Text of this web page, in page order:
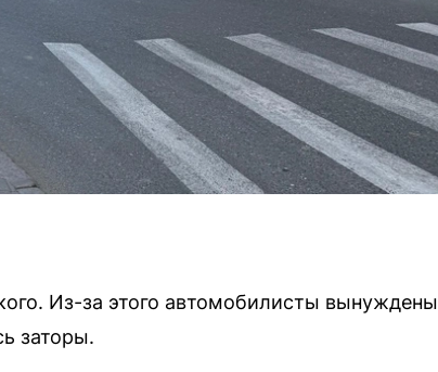
Из-за этого автомобилисты вынуждены
заторы.